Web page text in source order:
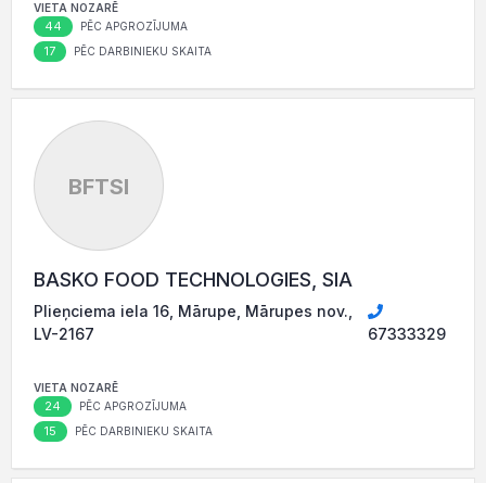
VIETA NOZARĒ
44 PĒC APGROZĪJUMA
17 PĒC DARBINIEKU SKAITA
BFTSI
BASKO FOOD TECHNOLOGIES, SIA
Plieņciema iela 16, Mārupe, Mārupes nov.,
LV-2167
67333329
VIETA NOZARĒ
24 PĒC APGROZĪJUMA
15 PĒC DARBINIEKU SKAITA